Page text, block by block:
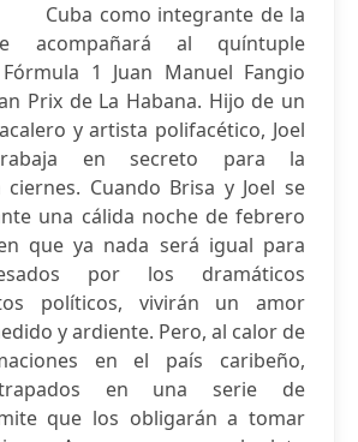
Cuba como integrante de la
acompañará al quíntuple
1 Juan Manuel Fangio
Prix de La Habana. Hijo de un
y artista polifacético, Joel
en secreto para la
Cuando Brisa y Joel se
una cálida noche de febrero
que ya nada será igual para
por los dramáticos
políticos, vivirán un amor
y ardiente. Pero, al calor de
en el país caribeño,
en una serie de
que los obligarán a tomar